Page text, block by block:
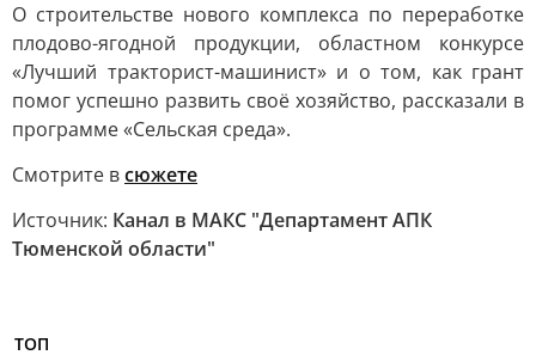
О строительстве нового комплекса по переработке
плодово-ягодной продукции, областном конкурсе
«Лучший тракторист-машинист» и о том, как грант
помог успешно развить своё хозяйство, рассказали в
программе «Сельская среда».
Смотрите всюжете
Источник: Канал в МАКС "Департамент АПК
Тюменской области"
ТОП